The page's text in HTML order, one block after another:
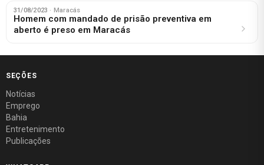
31/08/2023 · Maracás
Homem com mandado de prisão preventiva em
aberto é preso em Maracás
SEÇÕES
Notícias
Emprego
Bahia
Entretenimento
Publicações